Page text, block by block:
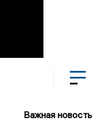
Важная новость